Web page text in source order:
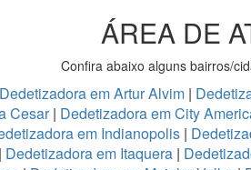
ÁREA DE
Confira abaixo alguns bairros/
Dedetizadora em Artur Alvim |
Cesar| Dedetizadora em City
em Indianopolis |
| Dedetizadora em Itaquera |